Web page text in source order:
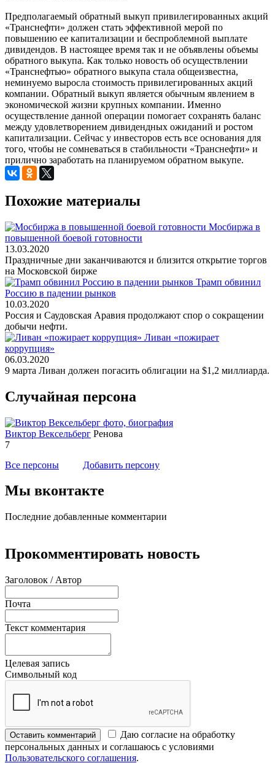
Предполагаемый обратный выкуп привилегированных акций
«Транснефти» должен стать эффективной мерой по
повышению ее капитализации и беспроблемной выплате
дивидендов. В настоящее время так и не объявлены объемы
обратного выкупа. Как только новость об осуществлении
«Транснефтью» обратного выкупа стала общеизвестна,
неминуемо выросла стоимость привилегированных акций
компании. Обратный выкуп является обычным явлением в
экономической жизни крупных компании. Именно
осуществление данной операции помогает сохранять баланс
между удовлетворением дивидендных ожиданий и ростом
капитализации. Сейчас у инвесторов есть все основания для
того, чтобы не сомневаться в стабильности «Транснефти» и
прилично заработать на планируемом обратном выкупе.
Похожие материалы
Мосбиржа в
повышенной боевой готовности
13.03.2020
Праздничные дни заканчиваются и близится открытие торгов
на Московской бирже
Трамп обвинил
Россию в падении рынков
10.03.2020
Россия и Саудовская Аравия продолжают спор о сокращении
добычи нефти.
Ливан «пожирает
коррупция»
06.03.2020
9 марта Ливан должен погасить облигации на $1,2 миллиарда.
Случайная персона
Виктор Вексельберг Ренова
7
Все персоны
Добавить персону
Мы вконтакте
Последние добавленные комментарии
Прокомментировать новость
Заголовок / Автор
Почта
Текст комментария
Целевая запись
Символьный код
Оставить комментарий
Даю согласие на обработку
персональных данных и соглашаюсь с условиями
Пользовательского соглашения.